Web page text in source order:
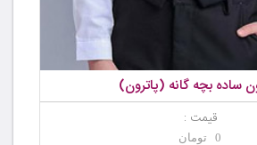
ساده بچه گانه (پاترون)
قیمت :
0 تومان